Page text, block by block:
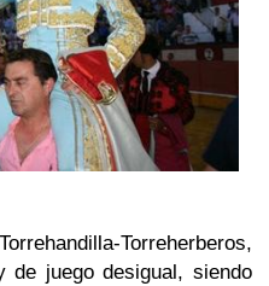
Torreherberos,
juego desigual, siendo